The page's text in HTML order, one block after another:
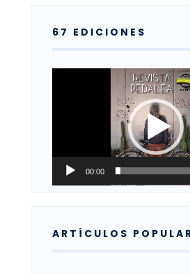
67 EDICIONES
00:00
ARTÍCULOS